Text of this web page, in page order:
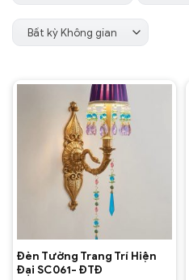
Bất kỳ Không gian
Đèn Tường Trang Trí Hiện
Đại SC061- ĐTĐ